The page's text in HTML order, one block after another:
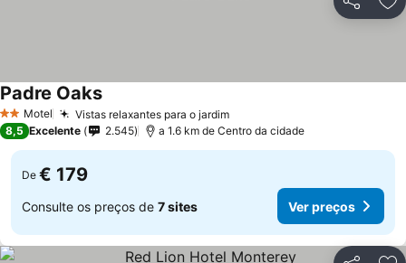
Partilhar
2 Estrelas
Motel Vistas relaxantes para o jardim
Padre Oaks
8,5 Excelente 2.545 a 1.6 km de Centro da cidade
De € 179
Consulte os preços de 7 sites Ver preços